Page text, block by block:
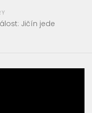
Jičín jede